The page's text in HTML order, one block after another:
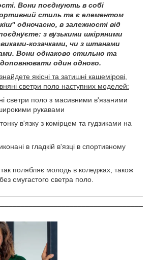
Вони поєднують в собі
стиль та є елементом
одночасно, в залежності від
з вузькими шкіряними
козачками, чи з штанами
Вони однаково стильно та
один одного.
якісні та затишні кашемірові,
светри поло наступних моделей:
светри поло з масивними в'язаними
рукавами
тонку в'язку з комірцем та гудзиками на
в гладкій в'язці в спортивному
полябляє молодь в коледжах, також
смугастого светра поло.